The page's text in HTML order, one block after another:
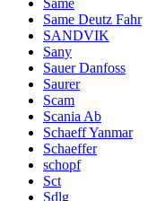
Same
Same Deutz Fahr
SANDVIK
Sany
Sauer Danfoss
Saurer
Scam
Scania Ab
Schaeff Yanmar
Schaeffer
schopf
Sct
Sdlg